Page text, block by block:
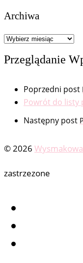
Archiwa
Archiwa
Przeglądanie
Poprzedni post
Powrót do listy
Następny post
© 2026
zastrzezone